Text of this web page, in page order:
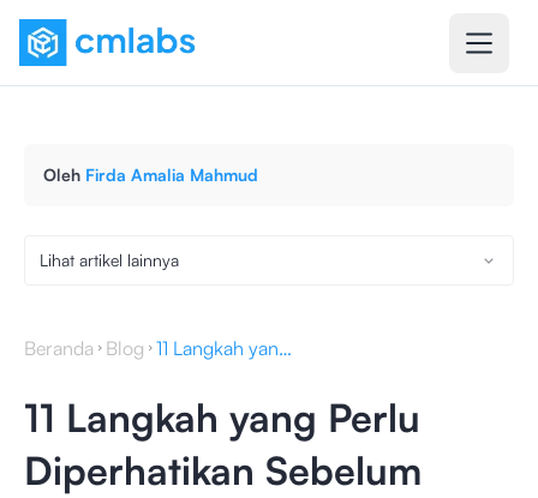
Oleh Firda Amalia Mahmud
Lihat artikel lainnya
Beranda Blog 11 Langkah yang Perlu Diperhatikan Sebelum Website Launch
11 Langkah yang Perlu
Diperhatikan Sebelum